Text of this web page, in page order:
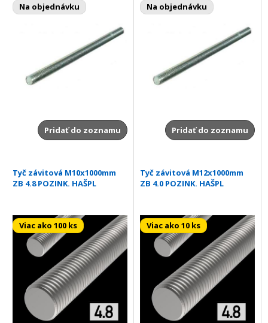
Na objednávku
Pridať do zoznamu
Na objednávku
Pridať do zoznamu
Tyč závitová M10x1000mm
ZB 4.8 POZINK. HAŠPL
Viac ako 100 ks
Tyč závitová M12x1000mm
ZB 4.0 POZINK. HAŠPL
Viac ako 10 ks